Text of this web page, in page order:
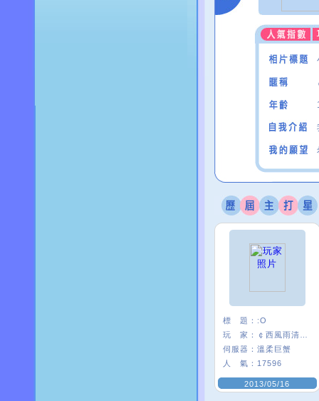
標 題： :O
玩 家：
伺服器： 溫柔巨蟹
人 氣： 17596
2013/05/16